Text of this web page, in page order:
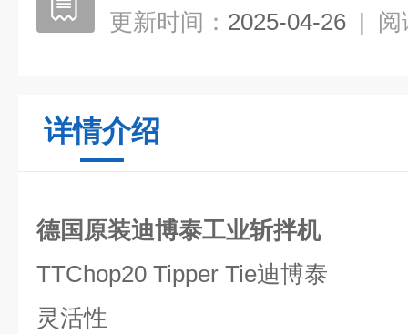
更新时间： 2025-04-26 | 阅
详情介绍
德国原装迪博泰工业斩拌机
TTChop20 Tipper Tie迪博泰
灵活性